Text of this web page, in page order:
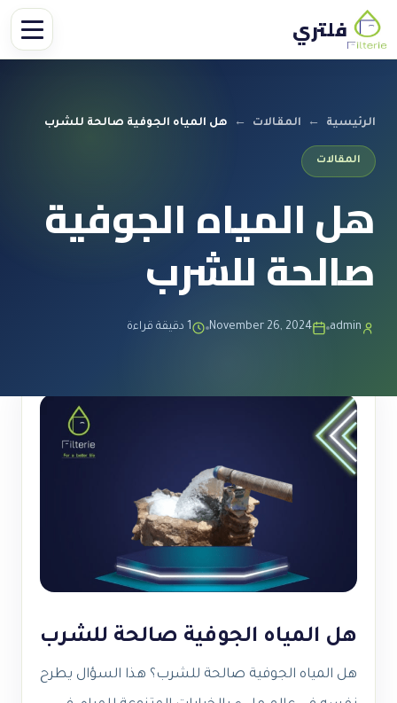
فلتري
الرئيسية ← المقالات ← هل المياه الجوفية صالحة للشرب
المقالات
هل المياه الجوفية
صالحة للشرب
admin
November 26, 2024 1 دقيقة قراءة
هل المياه الجوفية صالحة للشرب
هل المياه الجوفية صالحة للشرب؟ هذا السؤال يطرح